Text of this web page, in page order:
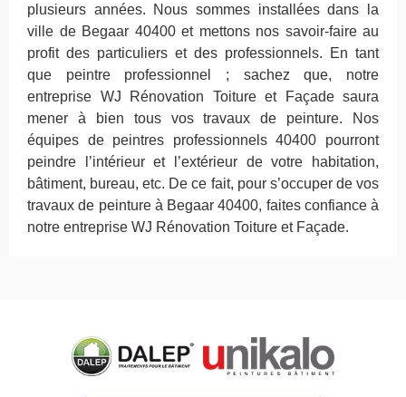
plusieurs années. Nous sommes installées dans la
ville de Begaar 40400 et mettons nos savoir-faire au
profit des particuliers et des professionnels. En tant
que peintre professionnel ; sachez que, notre
entreprise WJ Rénovation Toiture et Façade saura
mener à bien tous vos travaux de peinture. Nos
équipes de peintres professionnels 40400 pourront
peindre l’intérieur et l’extérieur de votre habitation,
bâtiment, bureau, etc. De ce fait, pour s’occuper de vos
travaux de peinture à Begaar 40400, faites confiance à
notre entreprise WJ Rénovation Toiture et Façade.